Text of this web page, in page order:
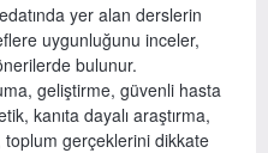
yer alan derslerin
uygunluğunu inceler,
bulunur.
geliştirme, güvenli hasta
kanıta dayalı araştırma,
gerçeklerini dikkate